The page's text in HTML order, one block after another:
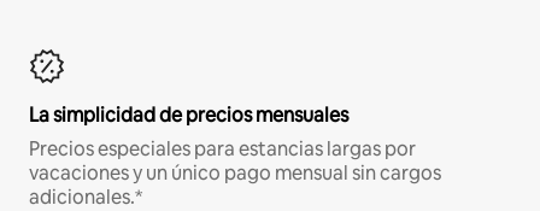
La simplicidad de precios mensuales
Precios especiales para estancias largas por
vacaciones y un único pago mensual sin cargos
adicionales.*